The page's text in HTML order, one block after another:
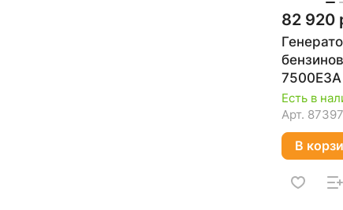
82 920
7500E3A
Есть в
Арт. 87397
В